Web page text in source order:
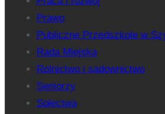
Prawo
Publiczne Przedszkole w
Rada Miejska
Rolnictwo i sadownictwo
Seniorzy
Sołectwa